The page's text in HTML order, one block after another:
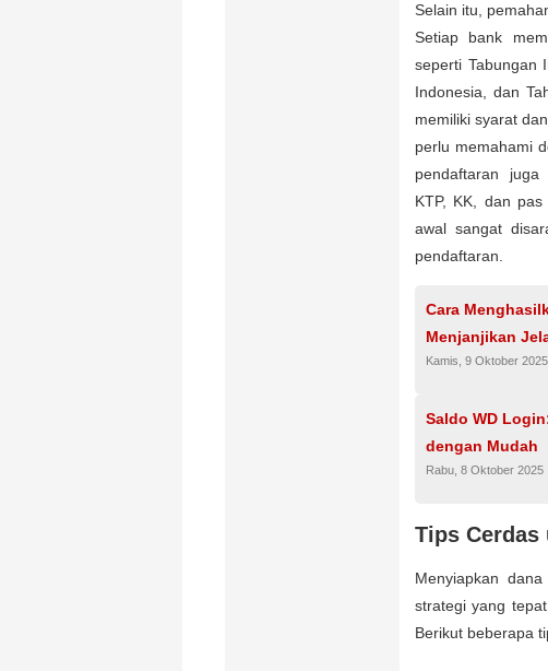
Selain itu,
Setiap bank
seperti Tabungan
Indonesia, dan
memiliki syarat
perlu memahami
pendaftaran
KTP, KK, dan
awal sangat
pendaftaran.
Cara
Menjanjikan
Kamis, 9 Oktober 2025
Saldo WD
dengan Mudah
Rabu, 8 Oktober 2025
Tips Cerdas
Menyiapkan
strategi yang
Berikut beberapa